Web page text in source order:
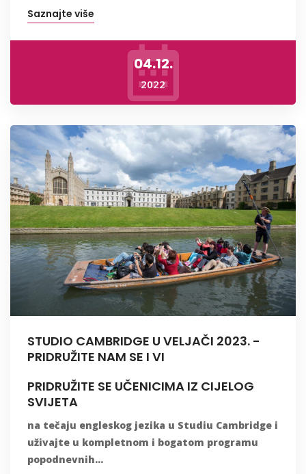
Saznajte više
04.12.
2022
STUDIO CAMBRIDGE U VELJAČI 2023. -
PRIDRUŽITE NAM SE I VI
PRIDRUŽITE SE UČENICIMA IZ CIJELOG
SVIJETA
na tečaju engleskog jezika u Studiu Cambridge i
uživajte u kompletnom i bogatom programu
popodnevnih...